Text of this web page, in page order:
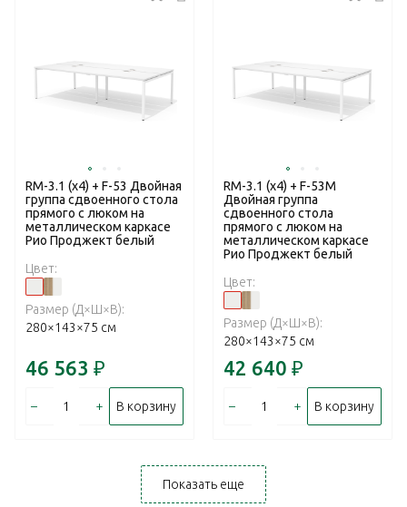
RM-3.1 (x4) + F-53 Двойная
группа сдвоенного стола
прямого с люком на
металлическом каркасе
Рио Проджект белый
Цвет:
Размер (Д×Ш×В):
280×143×75 см
46 563 ₽
– + В корзину
RM-3.1 (x4) + F-53M
Двойная группа
сдвоенного стола
прямого с люком на
металлическом каркасе
Рио Проджект белый
Цвет:
Размер (Д×Ш×В):
280×143×75 см
42 640 ₽
– + В корзину
Показать еще